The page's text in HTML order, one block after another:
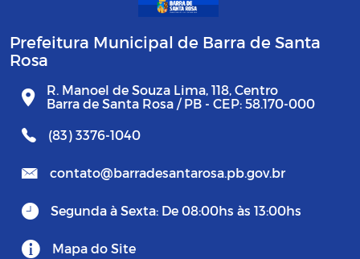
Prefeitura Municipal de Barra de Santa
Rosa
R. Manoel de Souza Lima, 118, Centro
Barra de Santa Rosa / PB - CEP: 58.170-000
(83) 3376-1040
contato@barradesantarosa.pb.gov.br
Segunda à Sexta: De 08:00hs às 13:00hs
Mapa do Site